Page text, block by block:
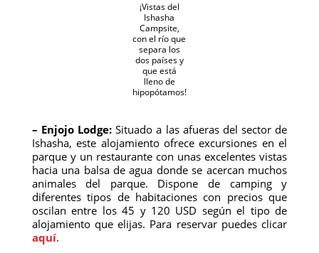
¡Vistas del
Ishasha
Campsite,
con el río que
separa los
dos países y
que está
lleno de
hipopótamos!
– Enjojo Lodge: Situado a las afueras del sector de
Ishasha, este alojamiento ofrece excursiones en el
parque y un restaurante con unas excelentes vistas
hacia una balsa de agua donde se acercan muchos
animales del parque. Dispone de camping y
diferentes tipos de habitaciones con precios que
oscilan entre los 45 y 120 USD según el tipo de
alojamiento que elijas. Para reservar puedes clicar
aquí.